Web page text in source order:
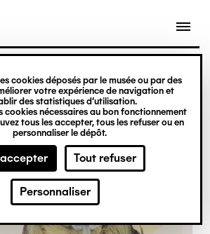
cookies déposés par le musée ou par des
votre expérience de navigation et
des statistiques d’utilisation.
cookies nécessaires au bon fonctionnement
tous les accepter, tous les refuser ou en
personnaliser le dépôt.
Tout refuser
Personnaliser